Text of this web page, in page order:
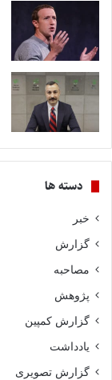
دسته ها
خبر
گزارش
مصاحبه
پژوهش
گزارش کمپین
یادداشت
گزارش تصویری